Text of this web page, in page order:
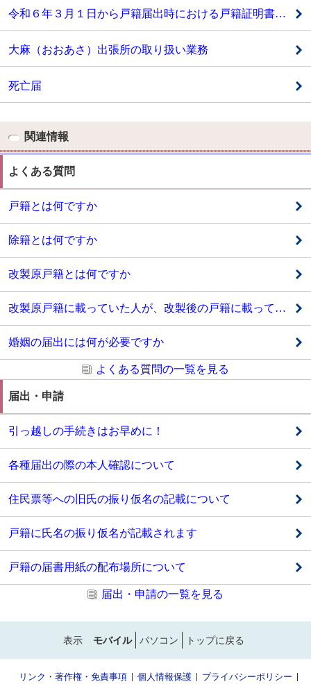
令和６年３月１日から戸籍届出時における戸籍証明書の添付が不要になります
大麻（おおあさ）出張所の取り扱い業務
死亡届
関連情報
よくある質問
戸籍とは何ですか
除籍とは何ですか
改製原戸籍とは何ですか
改製原戸籍に載っていた人が、改製後の戸籍に載っていません。どうしてですか
婚姻の届出には何が必要ですか
よくある質問の一覧を見る
届出・申請
引っ越しの手続きはお早めに！
各種届出の際の本人確認について
住民票等への旧氏の振り仮名の記載について
戸籍に氏名の振り仮名が記載されます
戸籍の届書用紙の配布場所について
届出・申請の一覧を見る
表示 モバイル パソコン トップに戻る
リンク・著作権・免責事項 個人情報保護 プライバシーポリシー